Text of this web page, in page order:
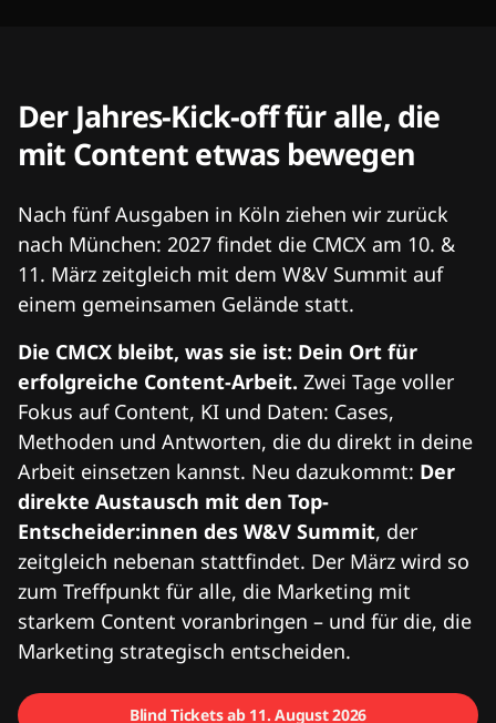
Der Jahres-Kick-off für alle, die
mit Content etwas bewegen
Nach fünf Ausgaben in Köln ziehen wir zurück
nach München: 2027 findet die CMCX am 10. &
11. März zeitgleich mit dem W&V Summit auf
einem gemeinsamen Gelände statt.
Die CMCX bleibt, was sie ist: Dein Ort für
erfolgreiche Content-Arbeit. Zwei Tage voller
Fokus auf Content, KI und Daten: Cases,
Methoden und Antworten, die du direkt in deine
Arbeit einsetzen kannst. Neu dazukommt: Der
direkte Austausch mit den Top-
Entscheider:innen des W&V Summit, der
zeitgleich nebenan stattfindet. Der März wird so
zum Treffpunkt für alle, die Marketing mit
starkem Content voranbringen – und für die, die
Marketing strategisch entscheiden.
Blind Tickets ab 11. August 2026